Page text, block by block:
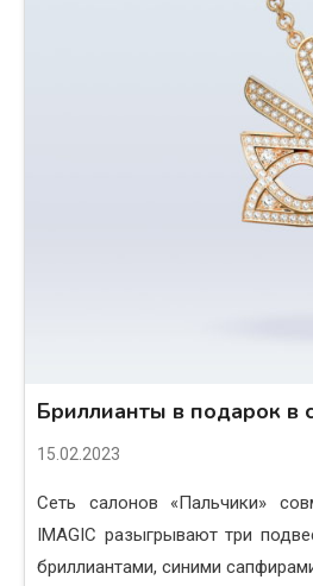
Бриллианты в подарок в
15.02.2023
Сеть салонов «Пальчики»
IMAGIC разыгрывают три
бриллиантами, синими сапфирами